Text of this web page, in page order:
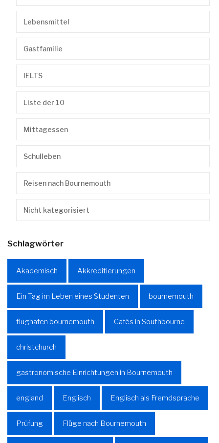
Lebensmittel
Gastfamilie
IELTS
Liste der 10
Mittagessen
Schulleben
Reisen nach Bournemouth
Nicht kategorisiert
Schlagwörter
Akademisch Akkreditierungen
Ein Tag im Leben eines Studenten bournemouth
flughafen bournemouth Cafés in Southbourne
christchurch
gastronomische Einrichtungen in Bournemouth
england Englisch Englisch als Fremdsprache
Prüfung Flüge nach Bournemouth